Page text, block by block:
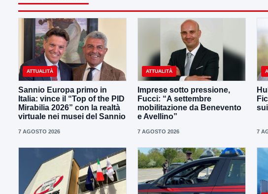
ATTUALITÀ
Sannio Europa primo in
Italia: vince il “Top of the PID
Mirabilia 2026” con la realtà
virtuale nei musei del Sannio
7 AGOSTO 2026
ATTUALITÀ
Imprese sotto pressione,
Fucci: “A settembre
mobilitazione da Benevento
e Avellino”
7 AGOSTO 2026 7